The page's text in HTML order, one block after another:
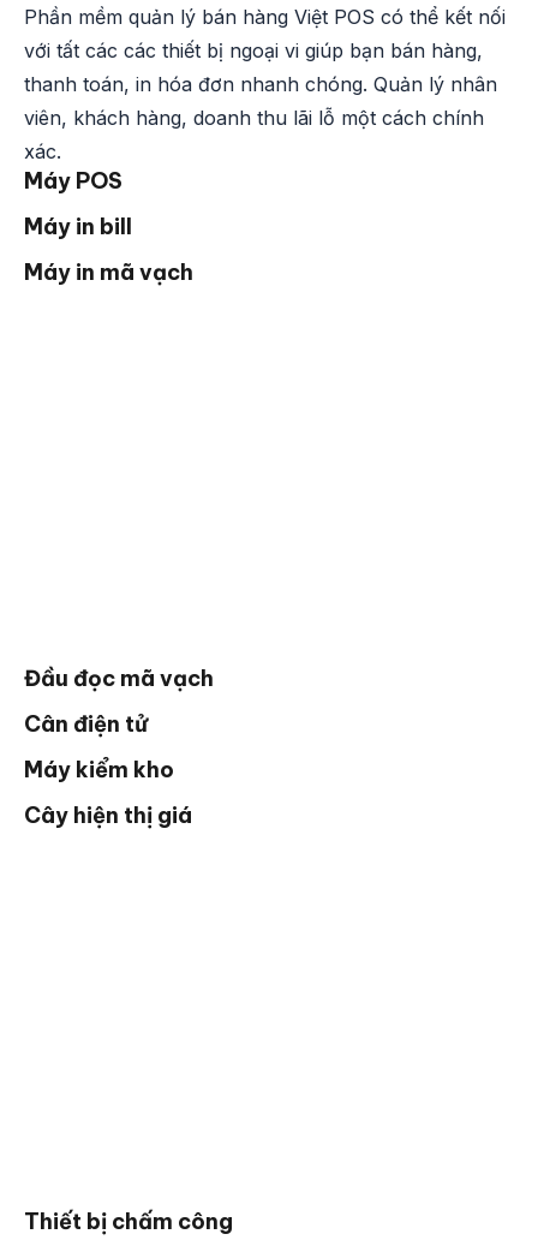
Phần mềm quản lý bán hàng Việt POS có thể kết nối
với tất các các thiết bị ngoại vi giúp bạn bán hàng,
thanh toán, in hóa đơn nhanh chóng. Quản lý nhân
viên, khách hàng, doanh thu lãi lỗ một cách chính
xác.
Máy POS
Máy in bill
Máy in mã vạch
Đầu đọc mã vạch
Cân điện tử
Máy kiểm kho
Cây hiện thị giá
Thiết bị chấm công